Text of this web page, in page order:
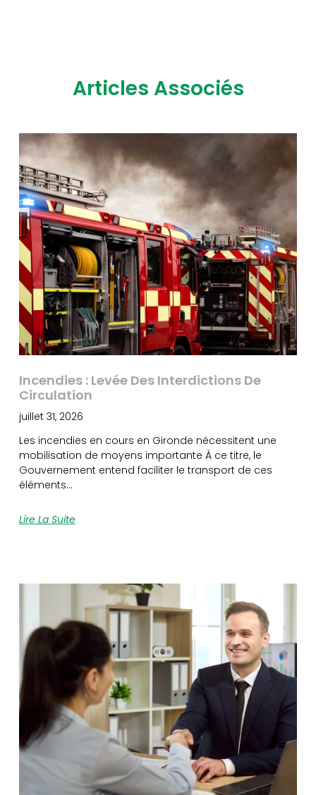
Articles Associés
Incendies : Levée Des Interdictions De
Circulation
juillet 31, 2026
Les incendies en cours en Gironde nécessitent une
mobilisation de moyens importante À ce titre, le
Gouvernement entend faciliter le transport de ces
éléments…
Lire La Suite